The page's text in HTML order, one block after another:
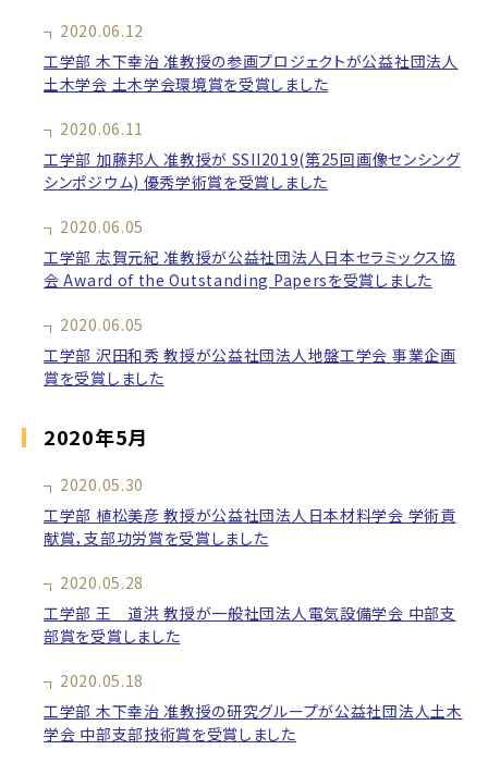
2020.06.12
工学部 木下幸治 准教授の参画プロジェクトが公益社団法人
土木学会 土木学会環境賞を受賞しました
2020.06.11
工学部 加藤邦人 准教授が SSII2019(第25回画像センシング
シンポジウム) 優秀学術賞を受賞しました
2020.06.05
工学部 志賀元紀 准教授が公益社団法人日本セラミックス協
会 Award of the Outstanding Papersを受賞しました
2020.06.05
工学部 沢田和秀 教授が公益社団法人地盤工学会 事業企画
賞を受賞しました
2020年5月
2020.05.30
工学部 植松美彦 教授が公益社団法人日本材料学会 学術貢
献賞，支部功労賞を受賞しました
2020.05.28
工学部 王 道洪 教授が一般社団法人電気設備学会 中部支
部賞を受賞しました
2020.05.18
工学部 木下幸治 准教授の研究グループが公益社団法人土木
学会 中部支部技術賞を受賞しました